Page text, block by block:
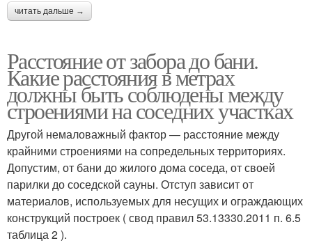
читать дальше →
Расстояние от забора до бани.
Какие расстояния в метрах
должны быть соблюдены между
строениями на соседних участках
Другой немаловажный фактор — расстояние между
крайними строениями на сопредельных территориях.
Допустим, от бани до жилого дома соседа, от своей
парилки до соседской сауны. Отступ зависит от
материалов, используемых для несущих и ограждающих
конструкций построек ( свод правил 53.13330.2011 п. 6.5
таблица 2 ).